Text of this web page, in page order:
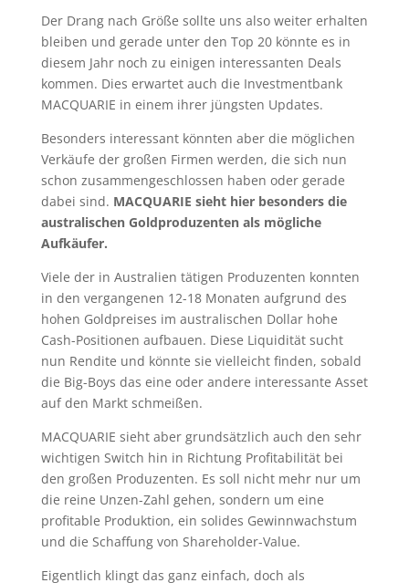
Der Drang nach Größe sollte uns also weiter erhalten
bleiben und gerade unter den Top 20 könnte es in
diesem Jahr noch zu einigen interessanten Deals
kommen. Dies erwartet auch die Investmentbank
MACQUARIE in einem ihrer jüngsten Updates.
Besonders interessant könnten aber die möglichen
Verkäufe der großen Firmen werden, die sich nun
schon zusammengeschlossen haben oder gerade
dabei sind. MACQUARIE sieht hier besonders die
australischen Goldproduzenten als mögliche
Aufkäufer.
Viele der in Australien tätigen Produzenten konnten
in den vergangenen 12-18 Monaten aufgrund des
hohen Goldpreises im australischen Dollar hohe
Cash-Positionen aufbauen. Diese Liquidität sucht
nun Rendite und könnte sie vielleicht finden, sobald
die Big-Boys das eine oder andere interessante Asset
auf den Markt schmeißen.
MACQUARIE sieht aber grundsätzlich auch den sehr
wichtigen Switch hin in Richtung Profitabilität bei
den großen Produzenten. Es soll nicht mehr nur um
die reine Unzen-Zahl gehen, sondern um eine
profitable Produktion, ein solides Gewinnwachstum
und die Schaffung von Shareholder-Value.
Eigentlich klingt das ganz einfach, doch als